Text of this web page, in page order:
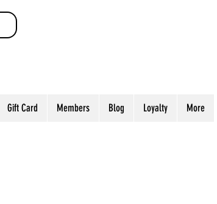
Gift Card Members Blog Loyalty More